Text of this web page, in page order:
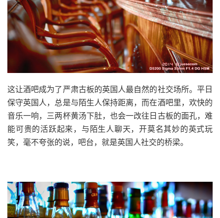
这让酒吧成为了严肃古板的英国人最自然的社交场所。平日
保守英国人，总是与陌生人保持距离，而在酒吧里，欢快的
音乐一响，三两杯黄汤下肚，也会一改往日古板的面孔，难
能可贵的活跃起来，与陌生人聊天，开莫名其妙的英式玩
笑，毫不夸张的说，吧台，就是英国人社交的桥梁。